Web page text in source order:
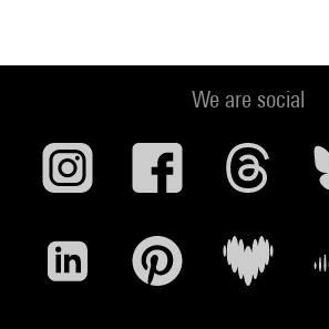
Liste des performances prévues :
Dans l'exposition
- Jessica Bronson : concert à 20h
fiction à partir de 18h
- Mathieu Briand (lunettes vidéo) à partir
We are social